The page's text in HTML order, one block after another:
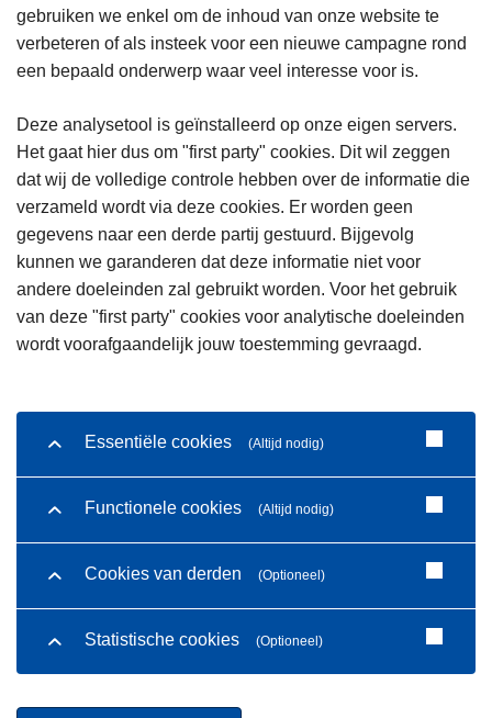
gebruiken we enkel om de inhoud van onze website te
verbeteren of als insteek voor een nieuwe campagne rond
een bepaald onderwerp waar veel interesse voor is.
Deze analysetool is geïnstalleerd op onze eigen servers.
Het gaat hier dus om "first party" cookies. Dit wil zeggen
dat wij de volledige controle hebben over de informatie die
verzameld wordt via deze cookies. Er worden geen
gegevens naar een derde partij gestuurd. Bijgevolg
kunnen we garanderen dat deze informatie niet voor
andere doeleinden zal gebruikt worden. Voor het gebruik
van deze "first party" cookies voor analytische doeleinden
wordt voorafgaandelijk jouw toestemming gevraagd.
Essentiële cookies (Altijd nodig)
Functionele cookies (Altijd nodig)
Cookies van derden (Optioneel)
Statistische cookies (Optioneel)